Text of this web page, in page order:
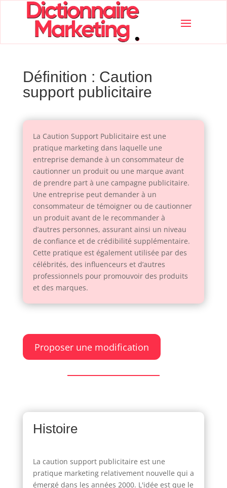
Définition : Caution
support publicitaire
La Caution Support Publicitaire est une
pratique marketing dans laquelle une
entreprise demande à un consommateur de
cautionner un produit ou une marque avant
de prendre part à une campagne publicitaire.
Une entreprise peut demander à un
consommateur de témoigner ou de cautionner
un produit avant de le recommander à
d’autres personnes, assurant ainsi un niveau
de confiance et de crédibilité supplémentaire.
Cette pratique est également utilisée par des
célébrités, des influenceurs et d’autres
professionnels pour promouvoir des produits
et des marques.
Proposer une modification
Histoire
La caution support publicitaire est une
pratique marketing relativement nouvelle qui a
émergé dans les années 2000. L'idée est que le